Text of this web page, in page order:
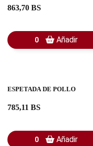
863,70 BS
0 Añadir
ESPETADA DE POLLO
785,11 BS
0 Añadir